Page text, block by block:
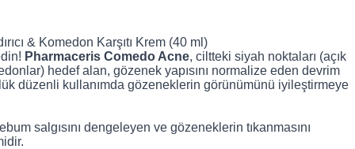
& Komedon Karşıtı Krem (40 ml)
Pharmaceris Comedo Acne, ciltteki siyah noktaları (açık
hedef alan, gözenek yapısını normalize eden devrim
düzenli kullanımda gözeneklerin görünümünü iyileştirmeye
salgısını dengeleyen ve gözeneklerin tıkanmasını